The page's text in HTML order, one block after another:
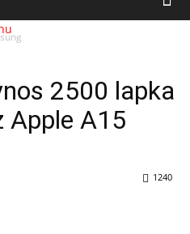
2500 lapka
Apple A15
1240